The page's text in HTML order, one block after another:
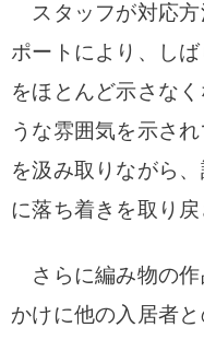
スタッフが対応方
ポートにより、し
をほとんど示さな
うな雰囲気を示さ
を汲み取りながら
に落ち着きを取り
さらに編み物の作
かけに他の入居者